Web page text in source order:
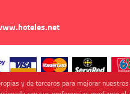
y de terceros para mejorar